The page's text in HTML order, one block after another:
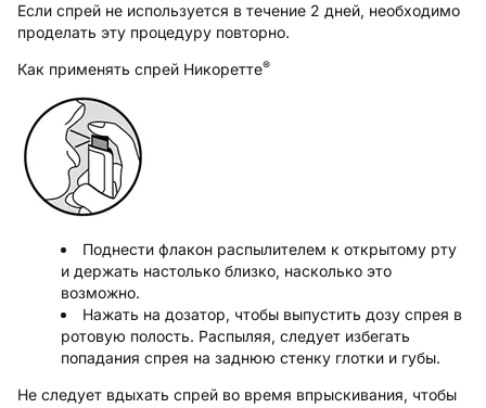
Если спрей не используется в течение 2 дней, необходимо
проделать эту процедуру повторно.
Как применять спрей Никоретте®
Поднести флакон распылителем к открытому рту
и держать настолько близко, насколько это
возможно.
Нажать на дозатор, чтобы выпустить дозу спрея в
ротовую полость. Распыляя, следует избегать
попадания спрея на заднюю стенку глотки и губы.
Не следует вдыхать спрей во время впрыскивания, чтобы